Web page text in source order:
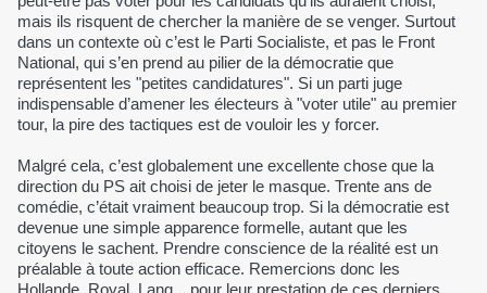
mais ils risquent de chercher la manière de se venger. Surtout
dans un contexte où c’est le Parti Socialiste, et pas le Front
National, qui s’en prend au pilier de la démocratie que
représentent les "petites candidatures". Si un parti juge
indispensable d’amener les électeurs à "voter utile" au premier
tour, la pire des tactiques est de vouloir les y forcer.
Malgré cela, c’est globalement une excellente chose que la
direction du PS ait choisi de jeter le masque. Trente ans de
comédie, c’était vraiment beaucoup trop. Si la démocratie est
devenue une simple apparence formelle, autant que les
citoyens le sachent. Prendre conscience de la réalité est un
préalable à toute action efficace. Remercions donc les
Hollande, Royal, Lang... pour leur prestation de ces derniers